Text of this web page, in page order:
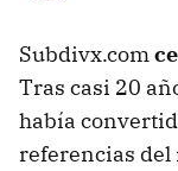
Subdivx.com
Tras casi 20
había
referencias